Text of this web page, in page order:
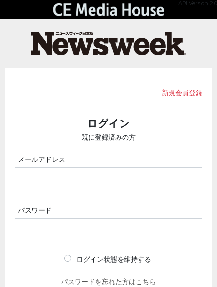
API Version 2.0
新規会員登録
ログイン
既に登録済みの方
メールアドレス
パスワード
ログイン状態を維持する
パスワードを忘れた方はこちら